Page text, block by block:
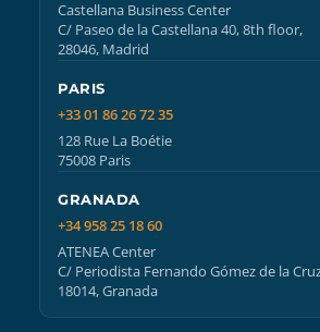
Castellana Business Center
C/ Paseo de la Castellana 40, 8th floor,
28046, Madrid
PARIS
+33 01 86 26 72 35
128 Rue La Boétie
75008 Paris
GRANADA
+34 958 25 18 60
ATENEA Center
C/ Periodista Fernando Gómez de la
18014, Granada